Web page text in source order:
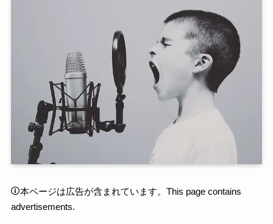
本ページは広告が含まれています。This page contains
advertisements.